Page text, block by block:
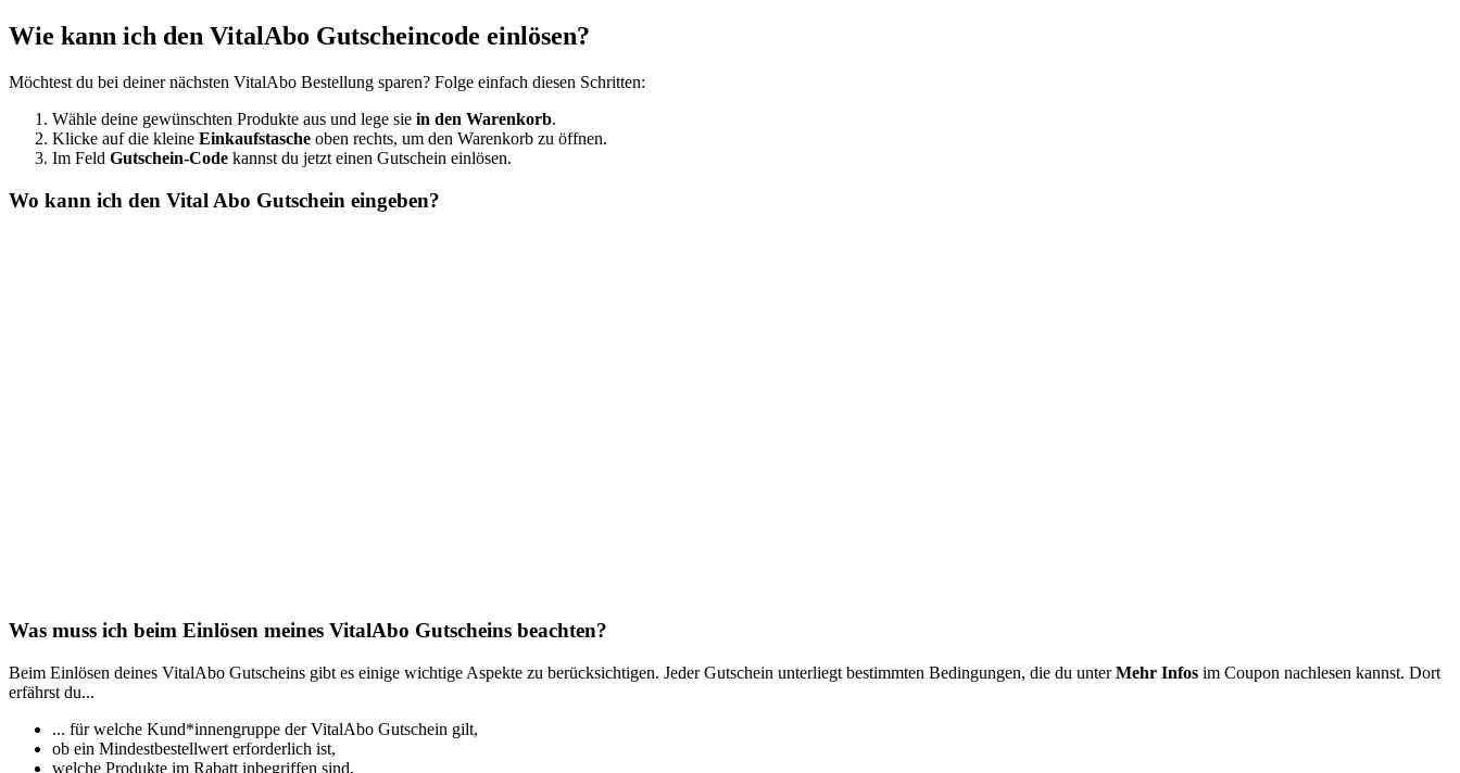
Wie kann ich den VitalAbo Gutscheincode einlösen?
Möchtest du bei deiner nächsten VitalAbo Bestellung sparen? Folge einfach diesen Schritten:
Wähle deine gewünschten Produkte aus und lege sie in den Warenkorb.
Klicke auf die kleine Einkaufstasche oben rechts, um den Warenkorb zu öffnen.
Im Feld Gutschein-Code kannst du jetzt einen Gutschein einlösen.
Wo kann ich den Vital Abo Gutschein eingeben?
Was muss ich beim Einlösen meines VitalAbo Gutscheins beachten?
Beim Einlösen deines VitalAbo Gutscheins gibt es einige wichtige Aspekte zu berücksichtigen. Jeder Gutschein unterliegt bestimmten Bedingungen, die du unterMehr Infos im Coupon nachlesen kannst. Dort
erfährst du...
... für welche Kund*innengruppe der VitalAbo Gutschein gilt,
ob ein Mindestbestellwert erforderlich ist,
welche Produkte im Rabatt inbegriffen sind,